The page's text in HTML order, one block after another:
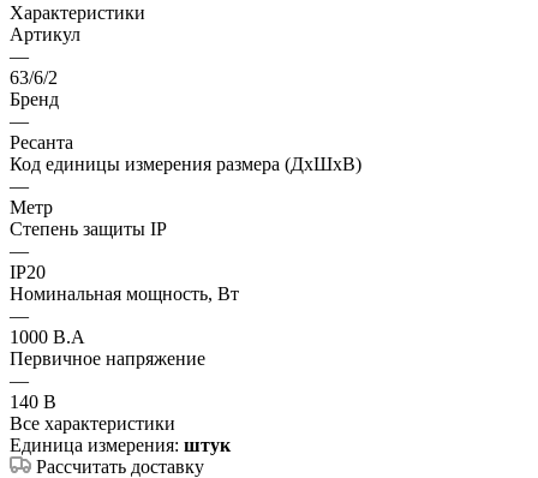
Характеристики
Артикул
—
63/6/2
Бренд
—
Ресанта
Код единицы измерения размера (ДхШхВ)
—
Метр
Степень защиты IP
—
IP20
Номинальная мощность, Вт
—
1000 В.А
Первичное напряжение
—
140 В
Все характеристики
Единица измерения: штук
Рассчитать доставку